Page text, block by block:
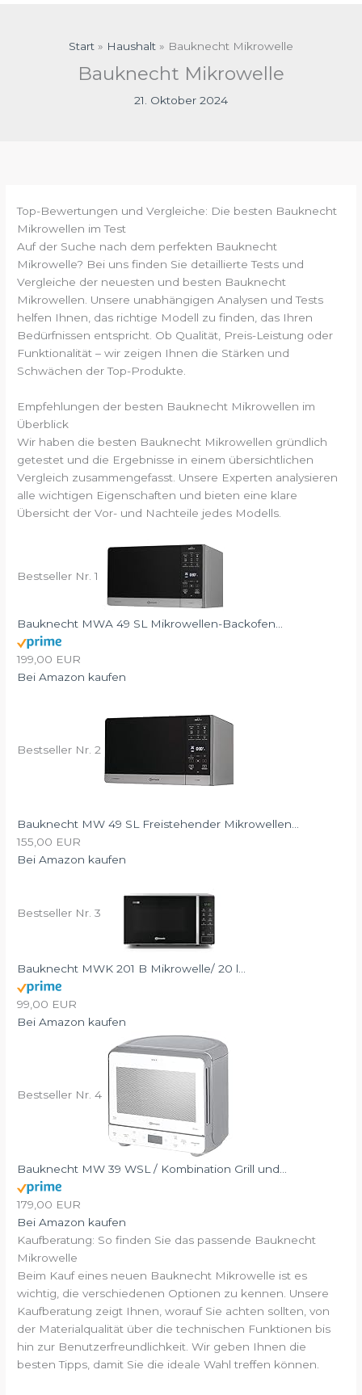
Start Haushalt Bauknecht Mikrowelle
Bauknecht Mikrowelle
21. Oktober 2024
Top-Bewertungen und Vergleiche: Die besten Bauknecht
Mikrowellen im Test
Auf der Suche nach dem perfekten Bauknecht
Mikrowelle? Bei uns finden Sie detaillierte Tests und
Vergleiche der neuesten und besten Bauknecht
Mikrowellen. Unsere unabhängigen Analysen und Tests
helfen Ihnen, das richtige Modell zu finden, das Ihren
Bedürfnissen entspricht. Ob Qualität, Preis-Leistung oder
Funktionalität – wir zeigen Ihnen die Stärken und
Schwächen der Top-Produkte.
Empfehlungen der besten Bauknecht Mikrowellen im
Überblick
Wir haben die besten Bauknecht Mikrowellen gründlich
getestet und die Ergebnisse in einem übersichtlichen
Vergleich zusammengefasst. Unsere Experten analysieren
alle wichtigen Eigenschaften und bieten eine klare
Übersicht der Vor- und Nachteile jedes Modells.
Bestseller Nr. 1
Bauknecht MWA 49 SL Mikrowellen-Backofen...
199,00 EUR
Bei Amazon kaufen
Bestseller Nr. 2
Bauknecht MW 49 SL Freistehender Mikrowellen...
155,00 EUR
Bei Amazon kaufen
Bestseller Nr. 3
Bauknecht MWK 201 B Mikrowelle/ 20 l...
99,00 EUR
Bei Amazon kaufen
Bestseller Nr. 4
Bauknecht MW 39 WSL / Kombination Grill und...
179,00 EUR
Bei Amazon kaufen
Kaufberatung: So finden Sie das passende Bauknecht
Mikrowelle
Beim Kauf eines neuen Bauknecht Mikrowelle ist es
wichtig, die verschiedenen Optionen zu kennen. Unsere
Kaufberatung zeigt Ihnen, worauf Sie achten sollten, von
der Materialqualität über die technischen Funktionen bis
hin zur Benutzerfreundlichkeit. Wir geben Ihnen die
besten Tipps, damit Sie die ideale Wahl treffen können.